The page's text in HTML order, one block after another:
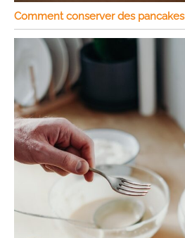
Comment conserver des pancakes